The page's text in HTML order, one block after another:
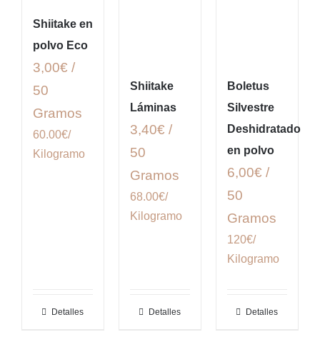
Shiitake en
polvo Eco
3,00€ /
50
Gramos
60.00€/
Kilogramo
Detalles
Shiitake
Láminas
3,40€ /
50
Gramos
68.00€/
Kilogramo
Detalles
Boletus
Silvestre
Deshidratado
en polvo
6,00€ /
50
Gramos
120€/
Kilogramo
Detalles